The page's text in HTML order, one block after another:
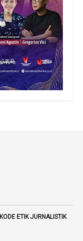
KODE ETIK JURNALISTIK